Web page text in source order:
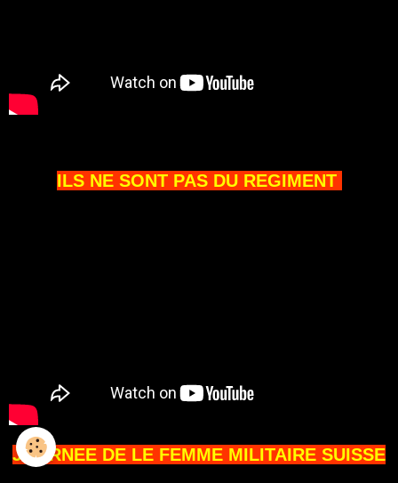
ILS NE SONT PAS DU REGIMENT
JOURNEE DE LE FEMME MILITAIRE SUISSE